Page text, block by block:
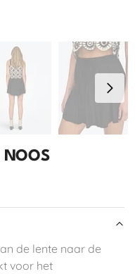
NOOS
de lente naar de
voor het